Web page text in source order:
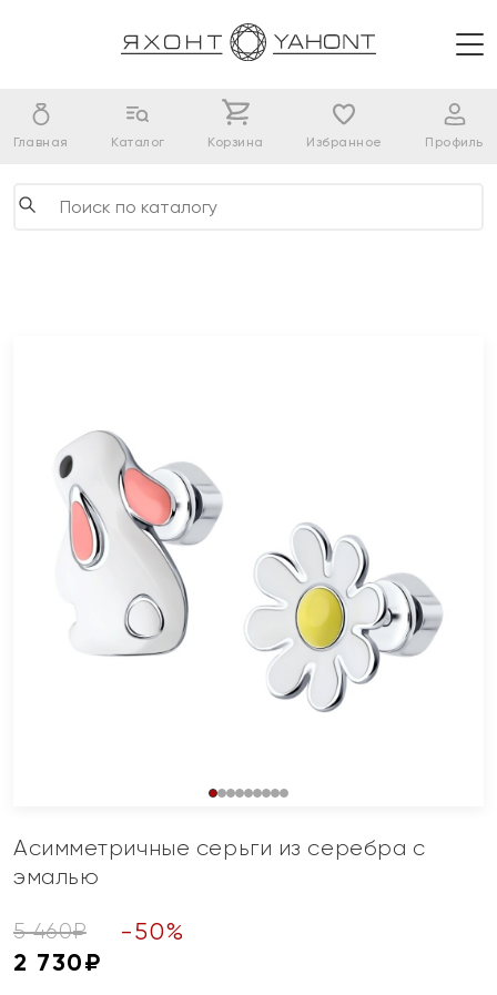
Главная Каталог Корзина Избранное Профиль
Асимметричные серьги из серебра с
эмалью
5 460₽ -50%
2 730₽